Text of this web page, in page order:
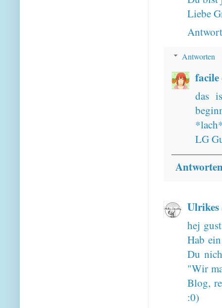
Liebe
Antworten
facile
das
LG
hej
Hab
Du
"Wir
Blog,
:0)